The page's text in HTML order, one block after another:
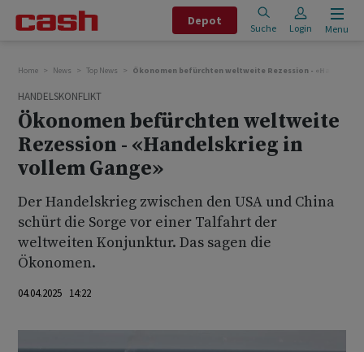
Depot
Suche Login Menu
Home News Top News Ökonomen befürchten weltweite Rezession -
HANDELSKONFLIKT
Ökonomen befürchten weltweite
Rezession - «Handelskrieg in
vollem Gange»
Der Handelskrieg zwischen den USA und China
schürt die Sorge vor einer Talfahrt der
weltweiten Konjunktur. Das sagen die
Ökonomen.
04.04.2025 14:22